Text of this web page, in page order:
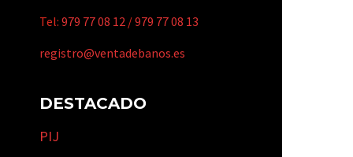
Tel: 979 77 08 12 /979 77 08 13
registro@ventadebanos.es
DESTACADO
PIJ